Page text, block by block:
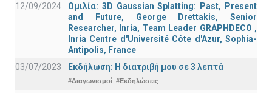
12/09/2024
Ομιλία: 3D Gaussian Splatting: Past, Present
and Future, George Drettakis, Senior
Researcher, Inria, Team Leader GRAPHDECO ,
Inria Centre d'Université Côte d'Azur, Sophia-
Antipolis, France
03/07/2023
Εκδήλωση: Η διατριβή μου σε 3 λεπτά
#Διαγωνισμοί #Εκδηλώσεις